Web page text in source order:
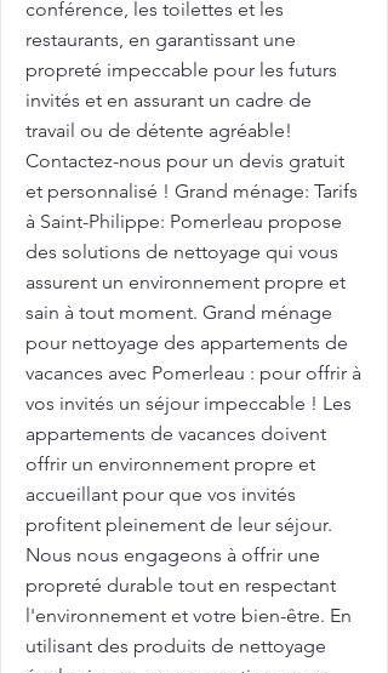
conférence, les toilettes et les
restaurants, en garantissant une
propreté impeccable pour les futurs
invités et en assurant un cadre de
travail ou de détente agréable!
Contactez-nous pour un devis gratuit
et personnalisé ! Grand ménage: Tarifs
à Saint-Philippe: Pomerleau propose
des solutions de nettoyage qui vous
assurent un environnement propre et
sain à tout moment. Grand ménage
pour nettoyage des appartements de
vacances avec Pomerleau : pour offrir à
vos invités un séjour impeccable ! Les
appartements de vacances doivent
offrir un environnement propre et
accueillant pour que vos invités
profitent pleinement de leur séjour.
Nous nous engageons à offrir une
propreté durable tout en respectant
l'environnement et votre bien-être. En
utilisant des produits de nettoyage